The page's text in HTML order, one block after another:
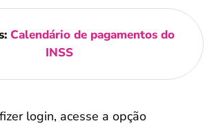
Calendário de pagamentos do
INSS
login, acesse a opção